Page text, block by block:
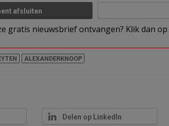
afsluiten
gratis nieuwsbrief ontvangen? Klik dan op
ALEXANDERKNOOP
Delen op LinkedIn